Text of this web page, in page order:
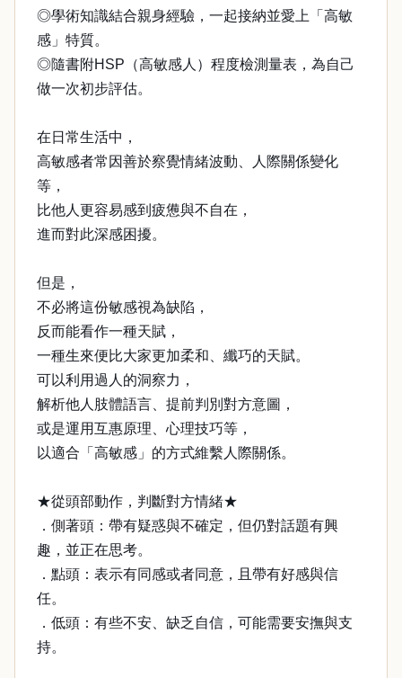
◎學術知識結合親身經驗，一起接納並愛上「高敏
感」特質。
◎隨書附HSP（高敏感人）程度檢測量表，為自己
做一次初步評估。
在日常生活中，
高敏感者常因善於察覺情緒波動、人際關係變化
等，
比他人更容易感到疲憊與不自在，
進而對此深感困擾。
但是，
不必將這份敏感視為缺陷，
反而能看作一種天賦，
一種生來便比大家更加柔和、纖巧的天賦。
可以利用過人的洞察力，
解析他人肢體語言、提前判別對方意圖，
或是運用互惠原理、心理技巧等，
以適合「高敏感」的方式維繫人際關係。
★從頭部動作，判斷對方情緒★
．側著頭：帶有疑惑與不確定，但仍對話題有興
趣，並正在思考。
．點頭：表示有同感或者同意，且帶有好感與信
任。
．低頭：有些不安、缺乏自信，可能需要安撫與支
持。